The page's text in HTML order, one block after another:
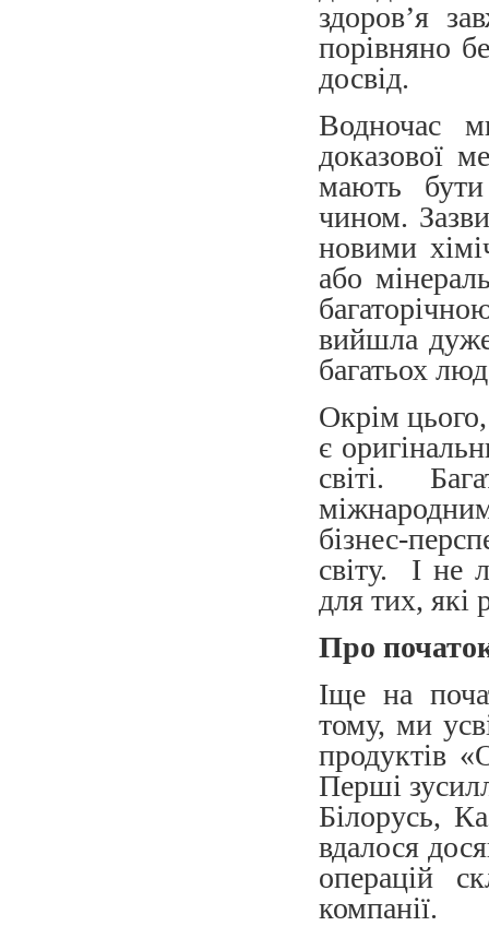
здоров’я
порівняно
досвід.
Водночас
доказової
мають
чином.
новими
або
вийшла дуже
багатьох
Окрім
є
світі.
бізнес-
світу. І не
для тих, які
Про
Іще на
тому, ми
продуктів
Перші
Білорусь,
вдалося
операцій
компанії.